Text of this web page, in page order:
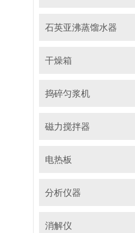
石英亚沸蒸馏水器
干燥箱
捣碎匀浆机
磁力搅拌器
电热板
分析仪器
消解仪